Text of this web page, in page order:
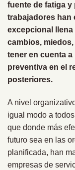
fuente de fatiga
trabajadores han
excepcional
cambios,
tener en cuenta
preventiva en el
posteriores.
A nivel
igual modo a
que donde más
futuro sea en las
planificada, han
empresas de